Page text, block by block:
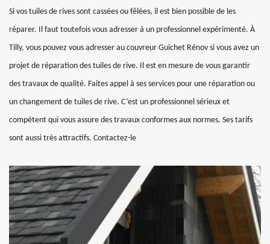
Si vos tuiles de rives sont cassées ou fêlées, il est bien possible de les
réparer. Il faut toutefois vous adresser à un professionnel expérimenté. À
Tilly, vous pouvez vous adresser au couvreur Guichet Rénov si vous avez un
projet de réparation des tuiles de rive. Il est en mesure de vous garantir
des travaux de qualité. Faites appel à ses services pour une réparation ou
un changement de tuiles de rive. C’est un professionnel sérieux et
compétent qui vous assure des travaux conformes aux normes. Ses tarifs
sont aussi très attractifs. Contactez-le